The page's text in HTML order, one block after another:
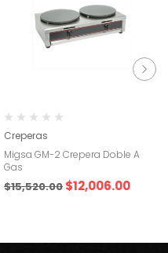
Creperas
Migsa GM-2 Crepera Doble A
Gas
$15,520.00 $12,006.00